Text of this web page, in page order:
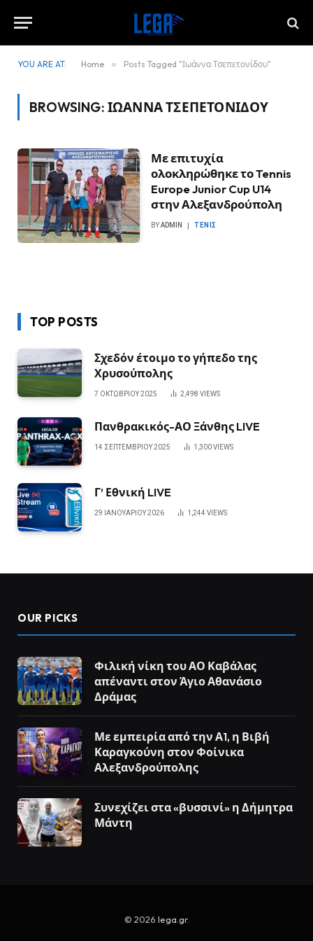
YOU ARE AT: Home » Posts Tagged "Ιωάννα Τσεπετονίδου"
BROWSING: ΙΩΆΝΝΑ ΤΣΕΠΕΤΟΝΊΔΟΥ
Με επιτυχία
ολοκληρώθηκε το Tennis
Europe Junior Cup U14
στην Αλεξανδρούπολη
BYADMIN ΤΈΝΙΣ
TOP POSTS
Σχεδόν έτοιμο το γήπεδο της
Χρυσούπολης
7 ΟΚΤΩΒΡΊΟΥ 2025 2,498 VIEWS
Πανθρακικός-ΑΟ Ξάνθης LIVE
14 ΣΕΠΤΕΜΒΡΊΟΥ 2025 1,300VIEWS
Γ’ Εθνική LIVE
29 ΙΑΝΟΥΑΡΊΟΥ 2026 1,244 VIEWS
OUR PICKS
Φιλική νίκη του ΑΟ Καβάλας
απέναντι στον Άγιο Αθανάσιο
Δράμας
Με εμπειρία από την Α1, η Βιβή
Καραγκούνη στον Φοίνικα
Αλεξανδρούπολης
Συνεχίζει στα «βυσσινί» η Δήμητρα
Μάντη
© 2026 lega.gr.